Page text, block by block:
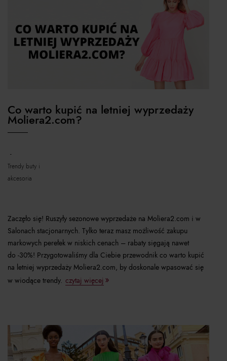
Co warto kupić na letniej wyprzedaży
Moliera2.com?
trendy buty i
akcesoria
Zaczęło się! Ruszyły sezonowe wyprzedaże na Moliera2.com i w
Salonach stacjonarnych. Tylko teraz masz możliwość zakupu
markowych perełek w niskich cenach – rabaty sięgają nawet
do -30%! Przygotowaliśmy dla Ciebie przewodnik co warto kupić
na letniej wyprzedaży Moliera2.com, by doskonale wpasować się
w wiodące trendy. czytaj więcej